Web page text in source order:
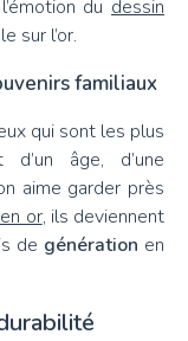
du dessin
sur l’or.
familiaux
qui sont les plus
d’un âge, d’une
aime garder près
or, ils deviennent
de génération en